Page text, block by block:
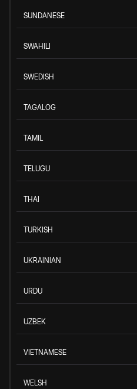
SUNDANESE
SWAHILI
SWEDISH
TAGALOG
TAMIL
TELUGU
THAI
TURKISH
UKRAINIAN
URDU
UZBEK
VIETNAMESE
WELSH